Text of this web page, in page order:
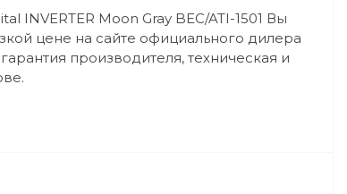
INVERTER Moon Gray BEC/ATI-1501 Вы
цене на сайте официального дилера
производителя, техническая и